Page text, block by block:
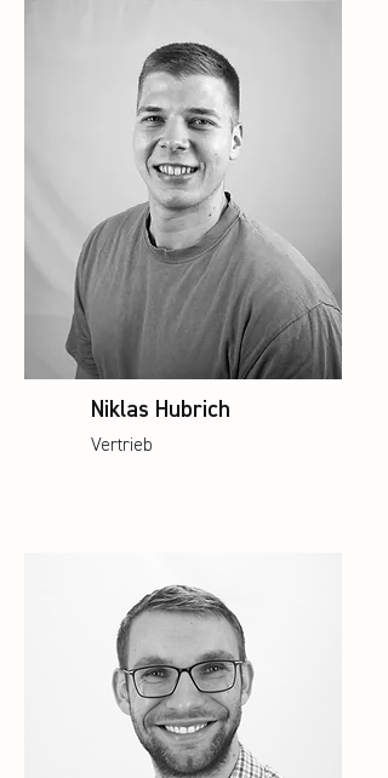
Niklas Hubrich
Vertrieb